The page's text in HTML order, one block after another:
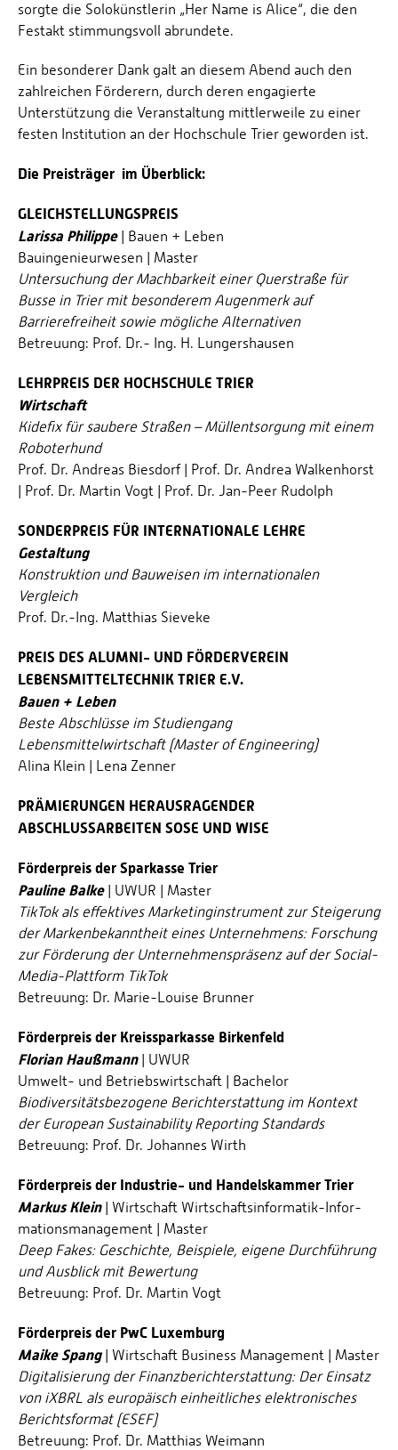
sorgte die Solokünstlerin „Her Name is Alice“, die den
Festakt stimmungsvoll abrundete.
Ein besonderer Dank galt an diesem Abend auch den
zahlreichen Förderern, durch deren engagierte
Unterstützung die Veranstaltung mittlerweile zu einer
festen Institution an der Hochschule Trier geworden ist.
Die Preisträger im Überblick:
GLEICHSTELLUNGSPREIS
Larissa Philippe | Bauen + Leben
Bauingenieurwesen | Master
Untersuchung der Machbarkeit einer Querstraße für
Busse in Trier mit besonderem Augenmerk auf
Barrierefreiheit sowie mögliche Alternativen
Betreuung: Prof. Dr.- Ing. H. Lungershausen
LEHRPREIS DER HOCHSCHULE TRIER
Wirtschaft
Kidefix für saubere Straßen – Müllentsorgung mit einem
Roboterhund
Prof. Dr. Andreas Biesdorf | Prof. Dr. Andrea Walkenhorst
| Prof. Dr. Martin Vogt | Prof. Dr. Jan-Peer Rudolph
SONDERPREIS FÜR INTERNATIONALE LEHRE
Gestaltung
Konstruktion und Bauweisen im internationalen
Vergleich
Prof. Dr.-Ing. Matthias Sieveke
PREIS DES ALUMNI- UND FÖRDERVEREIN
LEBENSMITTELTECHNIK TRIER E.V.
Bauen + Leben
Beste Abschlüsse im Studiengang
Lebensmittelwirtschaft (Master of Engineering)
Alina Klein | Lena Zenner
PRÄMIERUNGEN HERAUSRAGENDER
ABSCHLUSSARBEITEN SOSE UND WISE
Förderpreis der Sparkasse Trier
Pauline Balke | UWUR | Master
TikTok als effektives Marketinginstrument zur Stei­gerung
der Markenbekanntheit eines Unternehmens: Forschung
zur Förderung der Unternehmenspräsenz auf der Social-
Media-Plattform TikTok
Betreuung: Dr. Marie-Louise Brunner
Förderpreis der Kreissparkasse Birkenfeld
Florian Haußmann | UWUR
Umwelt- und Betriebswirtschaft | Bachelor
Biodiversitätsbezogene Berichterstattung im Kontext
der European Sustainability Reporting Standards
Betreuung: Prof. Dr. Johannes Wirth
Förderpreis der Industrie- und Handelskammer Trier
Markus Klein | Wirtschaft Wirtschaftsinformatik-Infor­
mationsmanagement | Master
Deep Fakes: Geschichte, Beispiele, eigene Durchführung
und Ausblick mit Bewertung
Betreuung: Prof. Dr. Martin Vogt
Förderpreis der PwC Luxemburg
Maike Spang | Wirtschaft Business Management | Master
Digitalisierung der Finanzberichterstattung: Der Einsatz
von iXBRL als europäisch einheitliches elektronisches
Berichts­format (ESEF)
Betreuung: Prof. Dr. Matthias Weimann